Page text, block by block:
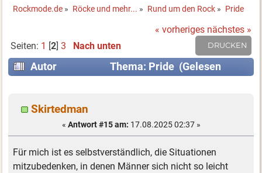
Rockmode.de » Röcke und mehr... » Rund um den Rock » Pride
« vorheriges nächstes »
DRUCKEN
Seiten: 1 [2] 3 Nach unten
Autor
Thema: Pride (Gelesen
Skirtedman
« Antwort #15 am: 17.08.2025 02:37 »
Für mich ist es selbstverständlich, die Situationen
mitzubedenken, in denen Männer sich nicht so leicht